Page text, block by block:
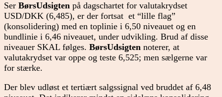
Ser BørsUdsigten på dagschartet for valutakrydset
USD/DKK (6,485), er der fortsat et “lille flag”
(konsolidering) med en toplinie i 6,50 niveauet og en
bundlinie i 6,46 niveauet, under udvikling. Brud af disse
niveauer SKAL følges. BørsUdsigten noterer, at
valutakrydset var oppe og teste 6,525; men sælgerne var
for stærke.
Der blev udløst et tertiært salgssignal ved bruddet af 6,48